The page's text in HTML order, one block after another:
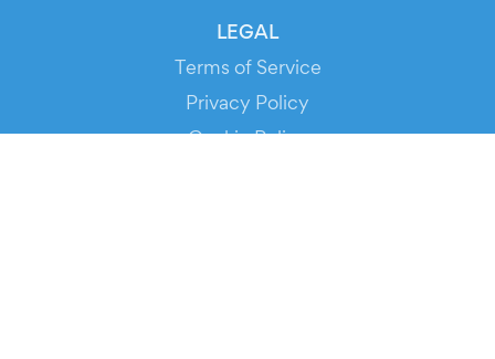
LEGAL
Terms of Service
Privacy Policy
Cookie Policy